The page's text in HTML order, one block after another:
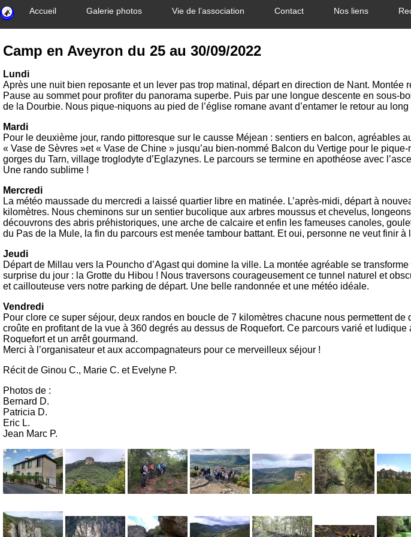
Accueil Galerie photos Vie de l’association Contact Nos liens
Camp en Aveyron du 25 au 30/09/2022
Lundi
Après une nuit bien reposante et un lever pas trop matinal, départ en direction de Nant.
Pause au sommet pour profiter du panorama superbe. Puis par une longue descente en
de la Dourbie. Nous pique-niquons au pied de l’église romane avant d’entamer le retour au
Mardi
Pour le deuxième jour, rando pittoresque sur le causse Méjean : sentiers en balcon,
« Vase de Sèvres »et « Vase de Chine » jusqu’au bien-nommé Balcon du Vertige pour le
gorges du Tarn, village troglodyte d’Eglazynes. Le parcours se termine en apothéose avec
Une rando sublime !
Mercredi
La météo maussade du mercredi a laissé quartier libre en matinée. L’après-midi, départ à
kilomètres. Nous cheminons sur un sentier bucolique aux arbres moussus et chevelus,
découvrons des abris préhistoriques, une arche de calcaire et enfin les fameuses canoles,
du Pas de la Mule, la fin du parcours est menée tambour battant. Et oui, personne ne veut finir
Jeudi
Départ de Millau vers la Pouncho d’Agast qui domine la ville. La montée agréable se
surprise du jour : la Grotte du Hibou ! Nous traversons courageusement ce tunnel naturel et
et caillouteuse vers notre parking de départ. Une belle randonnée et une météo idéale.
Vendredi
Pour clore ce super séjour, deux randos en boucle de 7 kilomètres chacune nous permettent
croûte en profitant de la vue à 360 degrés au dessus de Roquefort. Ce parcours varié et
Roquefort et un arrêt gourmand.
Merci à l’organisateur et aux accompagnateurs pour ce merveilleux séjour !
Récit de Ginou C., Marie C. et Evelyne P.
Photos de :
Bernard D.
Patricia D.
Eric L.
Jean Marc P.